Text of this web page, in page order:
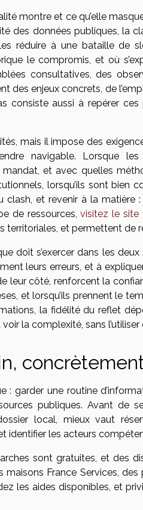
montre et ce qu’elle
des données publiques, la
réduire à une bataille de
le compromis, et où
consultatives, des
des enjeux concrets, de
consiste aussi à repérer
mais il impose des
navigable. Lorsque
et avec quelles
lorsqu’ils sont bien
et revenir à la matière
de ressources,visitez le site
et permettent de
doit s’exercer dans les
leurs erreurs, et à
leur côté, renforcent la
et lorsqu’ils prennent le
la fidélité du reflet
la complexité, sans
: garder une routine
publiques. Avant de
local, mieux vaut
identifier les acteurs
sont gratuites, et des
France Services,
les aides disponibles, et